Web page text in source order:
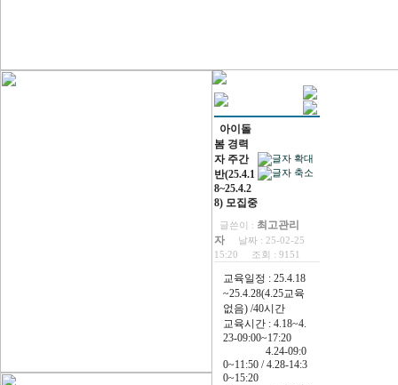
아이돌
봄 경력
자 주간
반(25.4.1
8~25.4.2
8) 모집중
글쓴이 : 최고관리
자
날짜 : 25-02-25
15:20
조회 : 9151
교육일정 : 25.4.18
~25.4.28(4.25교육
없음) /40시간
교육시간 : 4.18~4.
23-09:00~17:20
4.24-09:0
0~11:50 / 4.28-14:3
0~15:20